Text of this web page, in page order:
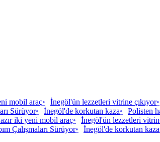
mobil araç• İnegöl'ün lezzetleri vitrine çıkıyor•
Sürüyor• İnegöl'de korkutan kaza•
Polisten
iki yeni mobil araç• İnegöl'ün lezzetleri
Çalışmaları Sürüyor• İnegöl'de korkutan kaza